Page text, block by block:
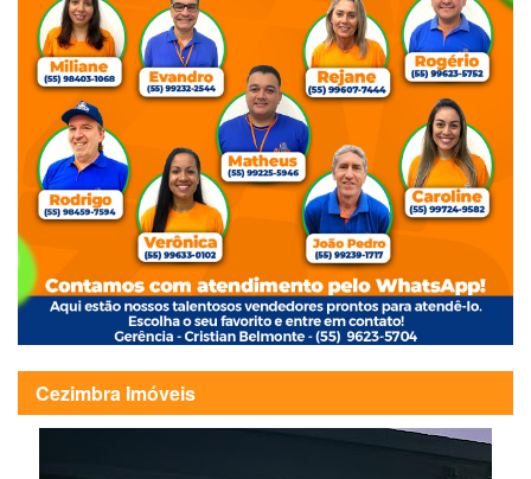
Cezimbra Imóveis